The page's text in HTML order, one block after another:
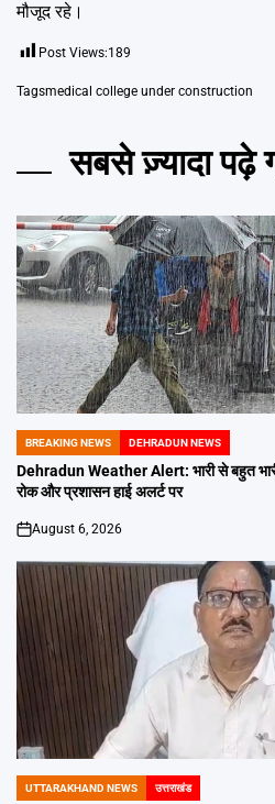
मौजूद रहे।
Post Views:189
Tagsmedical college under construction
सबसे ज़्यादा पढ़े
POSTED
IN
BREAKING NEWS DEHRADUN NEWS
Dehradun Weather Alert: भारी से बहुत
रोक और प्रशासन हाई अलर्ट पर
on
August 6, 2026
POSTED
UTTARAKHAND NEWS उत्तराखंड